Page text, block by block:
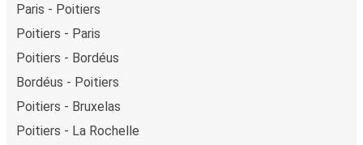
Paris - Poitiers
Poitiers - Paris
Poitiers - Bordéus
Bordéus - Poitiers
Poitiers - Bruxelas
Poitiers - La Rochelle